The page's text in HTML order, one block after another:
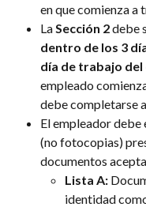
en que comienza a
La Sección 2 debe
dentro de los 3
día de trabajo del
empleado
debe completarse
El empleador debe
(no fotocopias)
documentos
Lista A:
identidad